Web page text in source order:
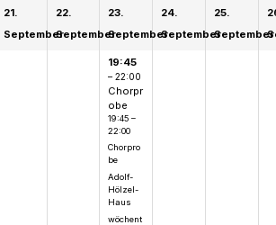
21.
September
22.
September
23.
September
19:45
– 22:00
Chorpr
obe
19:45 –
22:00
Chorpro
be
Adolf-
Hölzel-
Haus
wöchent
24.
September
25.
September